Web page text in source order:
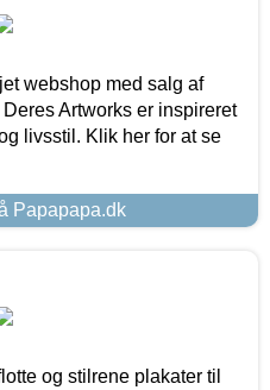
webshop med salg af
Artworks er inspireret
livsstil. Klik her for at se
Papapapa.dk
og stilrene plakater til